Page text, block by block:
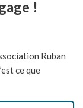
!
Ruban
ce que